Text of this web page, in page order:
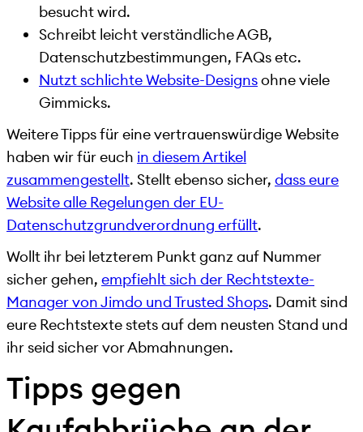
besucht wird.
Schreibt leicht verständliche AGB,
Datenschutzbestimmungen, FAQs etc.
Nutzt schlichte Website-Designsohne viele
Gimmicks.
Weitere Tipps für eine vertrauenswürdige Website
haben wir für euch in diesem Artikel
zusammengestellt. Stellt ebenso sicher, dass eure
Website alle Regelungen der EU-
Datenschutzgrundverordnung erfüllt.
Wollt ihr bei letzterem Punkt ganz auf Nummer
sicher gehen, empfiehlt sich der Rechtstexte-
Manager von Jimdo und Trusted Shops. Damit sind
eure Rechtstexte stets auf dem neusten Stand und
ihr seid sicher vor Abmahnungen.
Tipps gegen